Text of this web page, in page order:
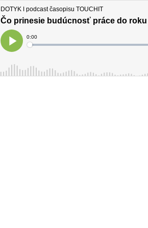
DOTYK ǀ podcast časopisu TOUCHIT
Čo prinesie budúcnosť práce do roku
Play
Current
Time
0:00
Loaded: